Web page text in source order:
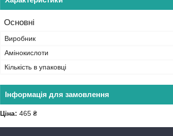
Основні
Виробник
Амінокислоти
Кількість в упаковці
Інформація для замовлення
Ціна: 465 ₴